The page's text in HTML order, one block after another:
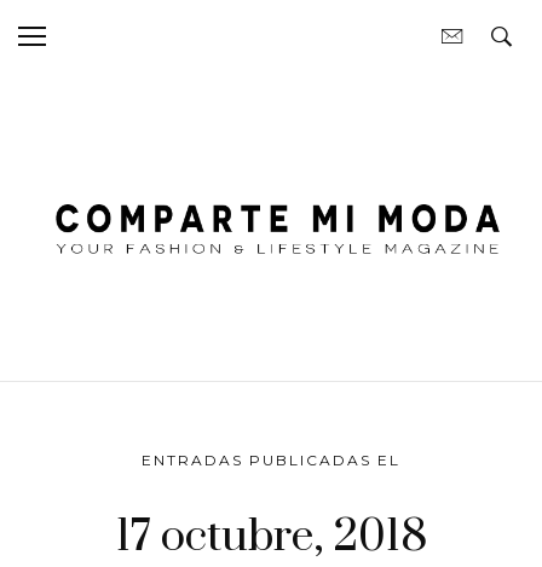
ENTRADAS PUBLICADAS EL
17 octubre, 2018